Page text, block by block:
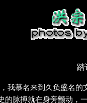
踏
我慕名来到久负盛名的
的脉搏就在身旁颤动，